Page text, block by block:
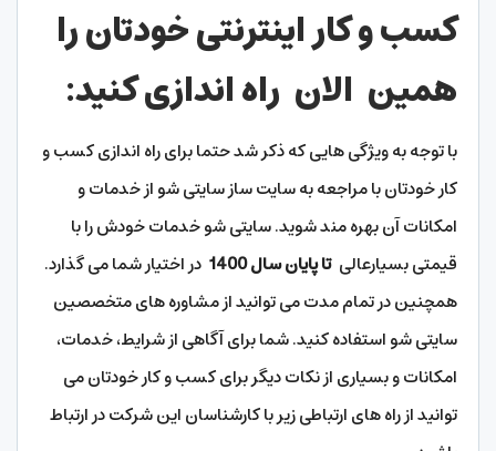
کسب و کار اینترنتی خودتان را
همین الان راه اندازی کنید:
با توجه به ویژگی هایی که ذکر شد حتما برای راه اندازی کسب و
کار خودتان با مراجعه به سایت ساز سایتی شو از خدمات و
امکانات آن بهره مند شوید. سایتی شو خدمات خودش را با
قیمتی بسیارعالی تا پایان سال 1400
در اختیار شما می گذارد.
همچنین در تمام مدت می توانید از مشاوره های متخصصین
سایتی شو استفاده کنید. شما برای آگاهی از شرایط، خدمات،
امکانات و بسیاری از نکات دیگر برای کسب و کار خودتان می
توانید از راه های ارتباطی زیر با کارشناسان این شرکت در ارتباط